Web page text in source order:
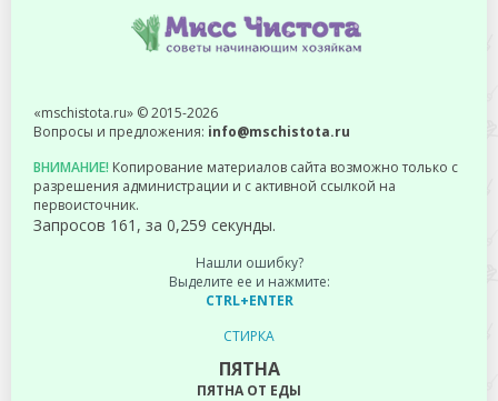
«mschistota.ru» © 2015-2026
Вопросы и предложения: info@mschistota.ru
ВНИМАНИЕ! Копирование материалов сайта возможно только с
разрешения администрации и с активной ссылкой на
первоисточник.
Запросов 161, за 0,259 секунды.
Нашли ошибку?
Выделите ее и нажмите:
CTRL+ENTER
СТИРКА
ПЯТНА
ПЯТНА ОТ ЕДЫ